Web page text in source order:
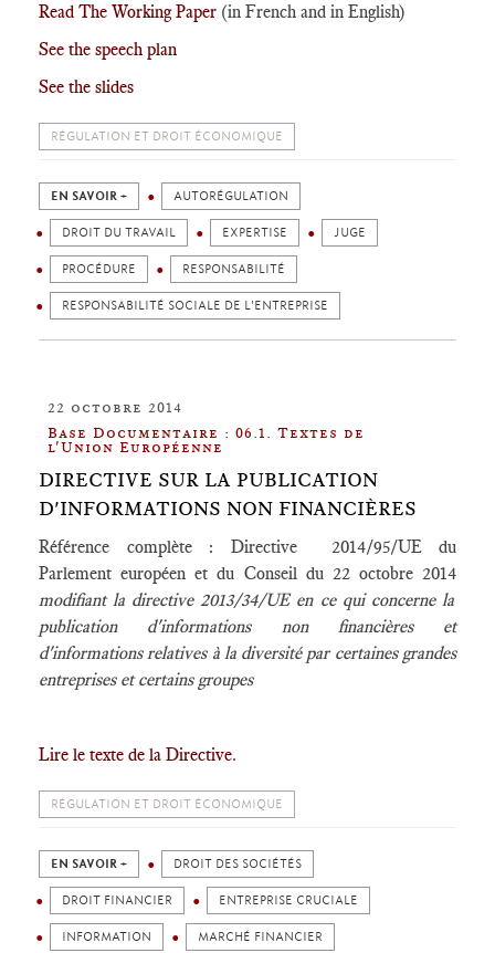
Read The Working Paper (in French and in English)
See the speech plan
See the slides
RÉGULATION ET DROIT ÉCONOMIQUE
EN SAVOIR + AUTORÉGULATION
DROIT DU TRAVAIL EXPERTISE JUGE
PROCÉDURE RESPONSABILITÉ
RESPONSABILITÉ SOCIALE DE L'ENTREPRISE
22 octobre 2014
Base Documentaire : 06.1. Textes de
l'Union Européenne
DIRECTIVE SUR LA PUBLICATION
D'INFORMATIONS NON FINANCIÈRES
Référence complète : Directive 2014/95/UE du
Parlement européen et du Conseil du 22 octobre 2014
modifiant la directive 2013/34/UE en ce qui concerne la
publication d'informations non financières et
d'informations relatives à la diversité par certaines grandes
entreprises et certains groupes
Lire le texte de la Directive.
RÉGULATION ET DROIT ÉCONOMIQUE
EN SAVOIR + DROIT DES SOCIÉTÉS
DROIT FINANCIER ENTREPRISE CRUCIALE
INFORMATION MARCHÉ FINANCIER